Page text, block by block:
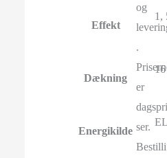
Effekt
1,
Dækning
Energikilde
og
.
er
dagspri
ser.
Bestilli